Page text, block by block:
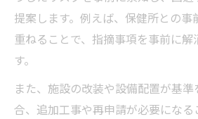
提案します。例えば、保健所との事
重ねることで、指摘事項を事前に解
す。
また、施設の改装や設備配置が基
合、追加工事や再申請が必要になる